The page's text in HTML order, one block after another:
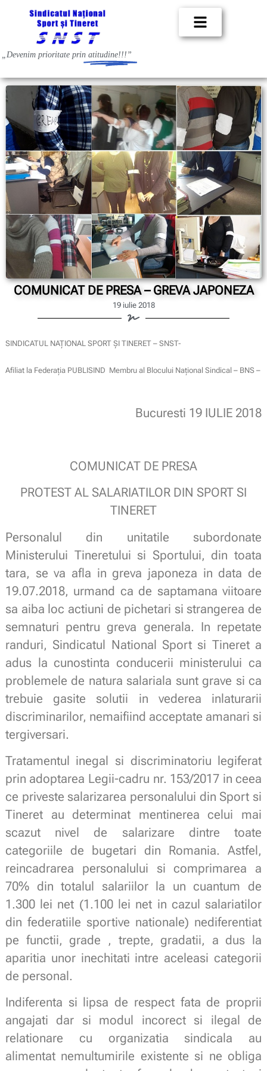
„Devenim prioritate prin atitudine!!!”
COMUNICAT DE PRESA – GREVA JAPONEZA
19 iulie 2018
SINDICATUL NAŢIONAL SPORT ŞI TINERET – SNST-
Afiliat la Federaţia PUBLISIND Membru al Blocului Naţional Sindical – BNS –
Bucuresti 19 IULIE 2018
COMUNICAT DE PRESA
PROTEST AL SALARIATILOR DIN SPORT SI
TINERET
Personalul din unitatile subordonate
Ministerului Tineretului si Sportului, din toata
tara, se va afla in greva japoneza in data de
19.07.2018, urmand ca de saptamana viitoare
sa aiba loc actiuni de pichetari si strangerea de
semnaturi pentru greva generala. In repetate
randuri, Sindicatul National Sport si Tineret a
adus la cunostinta conducerii ministerului ca
problemele de natura salariala sunt grave si ca
trebuie gasite solutii in vederea inlaturarii
discriminarilor, nemaifiind acceptate amanari si
tergiversari.
Tratamentul inegal si discriminatoriu legiferat
prin adoptarea Legii-cadru nr. 153/2017 in ceea
ce priveste salarizarea personalului din Sport si
Tineret au determinat mentinerea celui mai
scazut nivel de salarizare dintre toate
categoriile de bugetari din Romania. Astfel,
reincadrarea personalului si comprimarea a
70% din totalul salariilor la un cuantum de
1.300 lei net (1.100 lei net in cazul salariatilor
din federatiile sportive nationale) nediferentiat
pe functii, grade , trepte, gradatii, a dus la
aparitia unor inechitati intre aceleasi categorii
de personal.
Indiferenta si lipsa de respect fata de proprii
angajati dar si modul incorect si ilegal de
relationare cu organizatia sindicala au
alimentat nemultumirile existente si ne obliga